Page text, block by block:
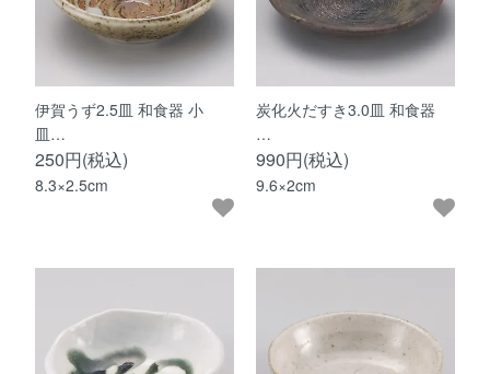
伊賀うず2.5皿 和食器 小
皿…
250円(税込)
8.3×2.5cm
炭化火だすき3.0皿 和食器
…
990円(税込)
9.6×2cm